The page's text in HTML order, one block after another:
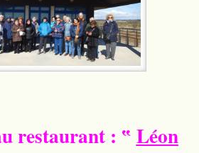
restaurant : ‟ Léon